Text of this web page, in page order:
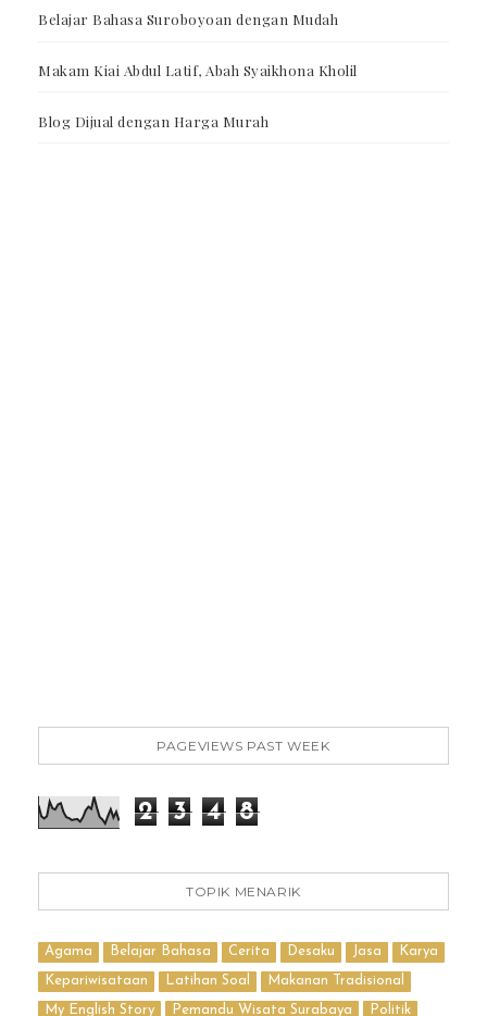
Belajar Bahasa Suroboyoan dengan Mudah
Makam Kiai Abdul Latif, Abah Syaikhona Kholil
Blog Dijual dengan Harga Murah
PAGEVIEWS PAST WEEK
2 3 4 8
TOPIK MENARIK
Agama Belajar Bahasa Cerita Desaku Jasa Karya
Kepariwisataan Latihan Soal Makanan Tradisional
My English Story Pemandu Wisata Surabaya Politik